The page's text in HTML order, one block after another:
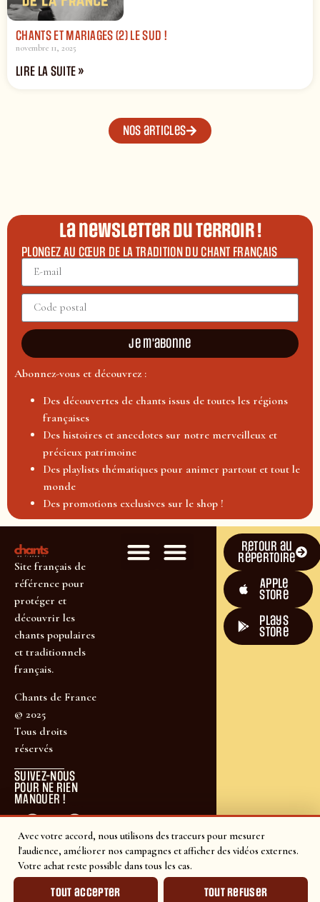
Avec votre accord, nous utilisons des traceurs pour mesurer
l'audience, améliorer nos campagnes et afficher des vidéos externes.
Votre achat reste possible dans tous les cas.
Tout accepter Tout refuser
CHANTS ET MARIAGES (2) LE SUD !
novembre 11, 2025
LIRE LA SUITE »
Nos articles
La newsletter du terroir !
PLONGEZ AU CŒUR DE LA TRADITION DU CHANT FRANÇAIS
Je m'abonne
Abonnez-vous et découvrez :
Des découvertes de chants issus de toutes les régions
françaises
Des histoires et anecdotes sur notre merveilleux et
précieux patrimoine
Des playlists thématiques pour animer partout et tout le
monde
Des promotions exclusives sur le shop !
Site français de
référence pour
protéger et
découvrir les
chants populaires
et traditionnels
français.
Chants de France
© 2025
Tous droits
réservés
SUIVEZ-NOUS
POUR NE RIEN
MANQUER !
Retour au
répertoire
Apple
Store
plays
store